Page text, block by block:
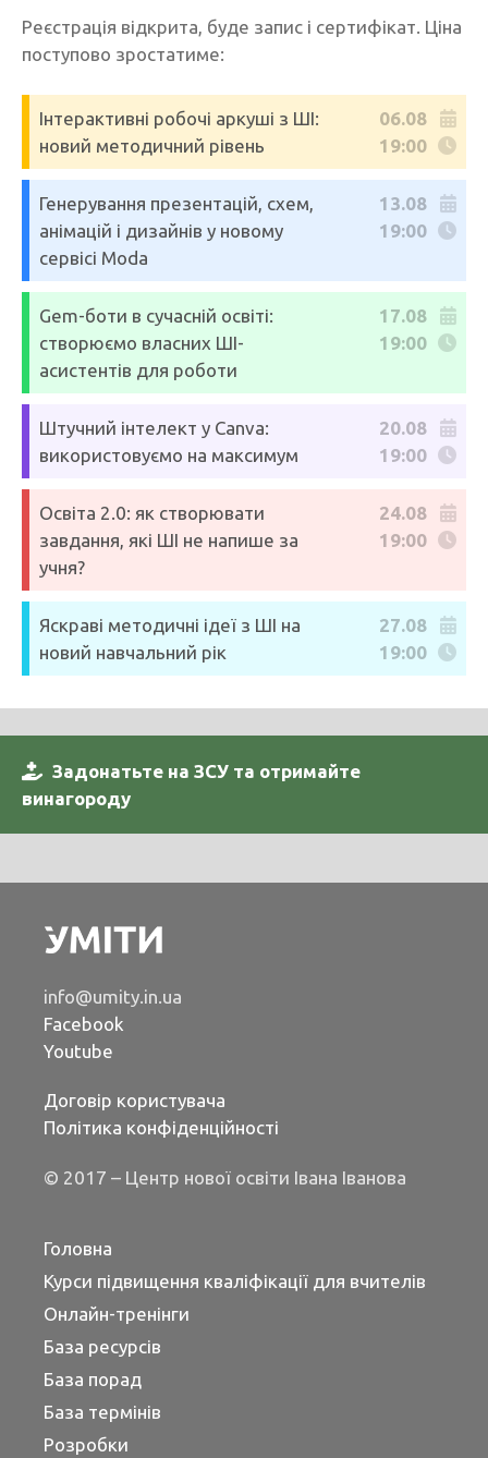
Реєстрація відкрита, буде запис і сертифікат. Ціна
поступово зростатиме:
Інтерактивні робочі аркуші з ШІ:
новий методичний рівень
06.08
19:00
Генерування презентацій, схем,
анімацій і дизайнів у новому
сервісі Moda
13.08
19:00
Gem-боти в сучасній освіті:
створюємо власних ШІ-
асистентів для роботи
17.08
19:00
Штучний інтелект у Canva:
використовуємо на максимум
20.08
19:00
Освіта 2.0: як створювати
завдання, які ШІ не напише за
учня?
24.08
19:00
Яскраві методичні ідеї з ШІ на
новий навчальний рік
27.08
19:00
Задонатьте на ЗСУ та отримайте
винагороду
info@umity.in.ua
Facebook
Youtube
Договір користувача
Політика конфіденційності
© 2017 – Центр нової освіти Івана Іванова
Головна
Курси підвищення кваліфікації для вчителів
Онлайн-тренінги
База ресурсів
База порад
База термінів
Розробки